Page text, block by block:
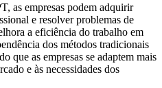
as empresas podem adquirir
e resolver problemas de
a eficiência do trabalho em
dos métodos tradicionais
que as empresas se adaptem mais
e às necessidades dos